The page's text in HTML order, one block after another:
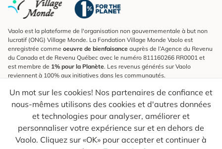
Un mot sur les cookies! Nos partenaires de confiance et
nous-mêmes utilisons des cookies et d'autres données
et technologies pour analyser, améliorer et
personnaliser votre expérience sur et en dehors de
Vaolo. Cliquez sur «OK» pour accepter et continuer à
Vaolo est la plateforme de l'organisation non gouvernementale à but non
lucratif (ONG) Village Monde. La Fondation Village Monde Vaolo est
enregistrée comme oeuvre de bienfaisance auprès de l’Agence du Revenu
du Canada et de Revenu Québec avec le numéro 811160266 RR0001 et
est membre de 1% pour la Planète. Les revenus générés sur Vaolo
reviennent à 100% aux initiatives dans les communautés.
S'inscrire à l'infolettre
Pour connaître les nouveautés, suivre nos explorateurs et recevoir des
astuces pour des voyages plus conscients.
Ton courriel Envoyer